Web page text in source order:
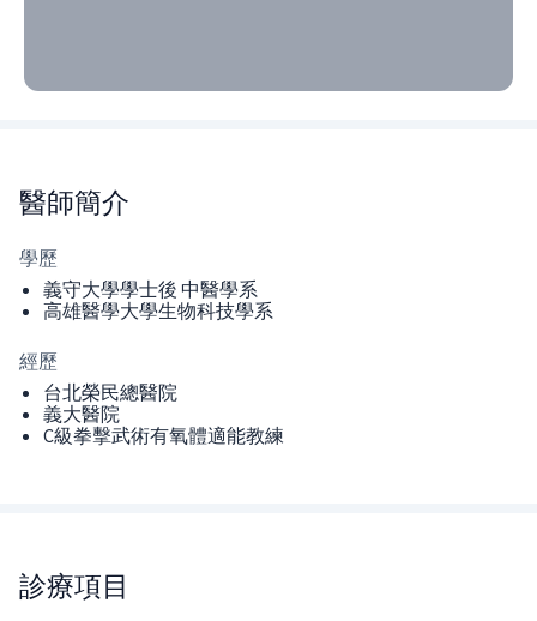
醫師簡介
學歷
義守大學學士後 中醫學系
高雄醫學大學生物科技學系
經歷
台北榮民總醫院
義大醫院
C級拳擊武術有氧體適能教練
診療項目